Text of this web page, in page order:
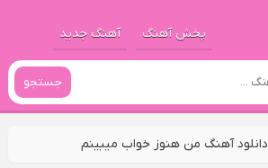
پخش آهنگ آهنگ جدید
جستجو
دانلود آهنگ من هنوز خواب میبینم